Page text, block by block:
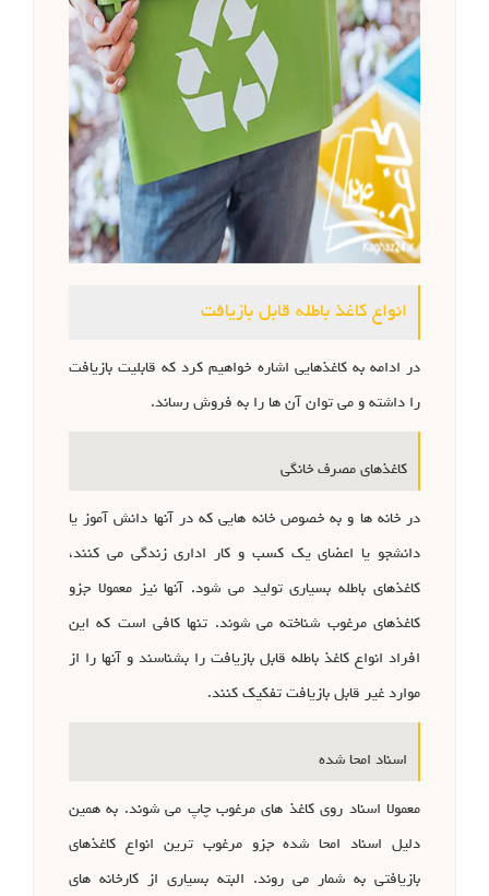
انواع کاغذ باطله قابل بازیافت
در ادامه به کاغذهایی اشاره خواهیم کرد که قابلیت بازیافت
را داشته و می توان آن ها را به فروش رساند.
کاغذهای مصرف خانگی
در خانه ها و به خصوص خانه هایی که در آنها دانش آموز یا
دانشجو یا اعضای یک کسب و کار اداری زندگی می کنند،
کاغذهای باطله بسیاری تولید می شود. آنها نیز معمولا جزو
کاغذهای مرغوب شناخته می شوند. تنها کافی است که این
افراد انواع کاغذ باطله قابل بازیافت را بشناسند و آنها را از
موارد غیر قابل بازیافت تفکیک کنند.
اسناد امحا شده
معمولا اسناد روی کاغذ های مرغوب چاپ می شوند. به همین
دلیل اسناد امحا شده جزو مرغوب ترین انواع کاغذهای
بازیافتی به شمار می روند. البته بسیاری از کارخانه های